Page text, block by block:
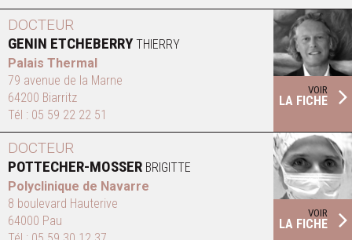
DOCTEUR
GENIN ETCHEBERRY THIERRY
Palais Thermal
79 avenue de la Marne
64200 Biarritz
Tél : 05 59 22 22 51
VOIR
LA FICHE
DOCTEUR
POTTECHER-MOSSER BRIGITTE
Polyclinique de Navarre
8 boulevard Hauterive
64000 Pau
VOIR
LA FICHE